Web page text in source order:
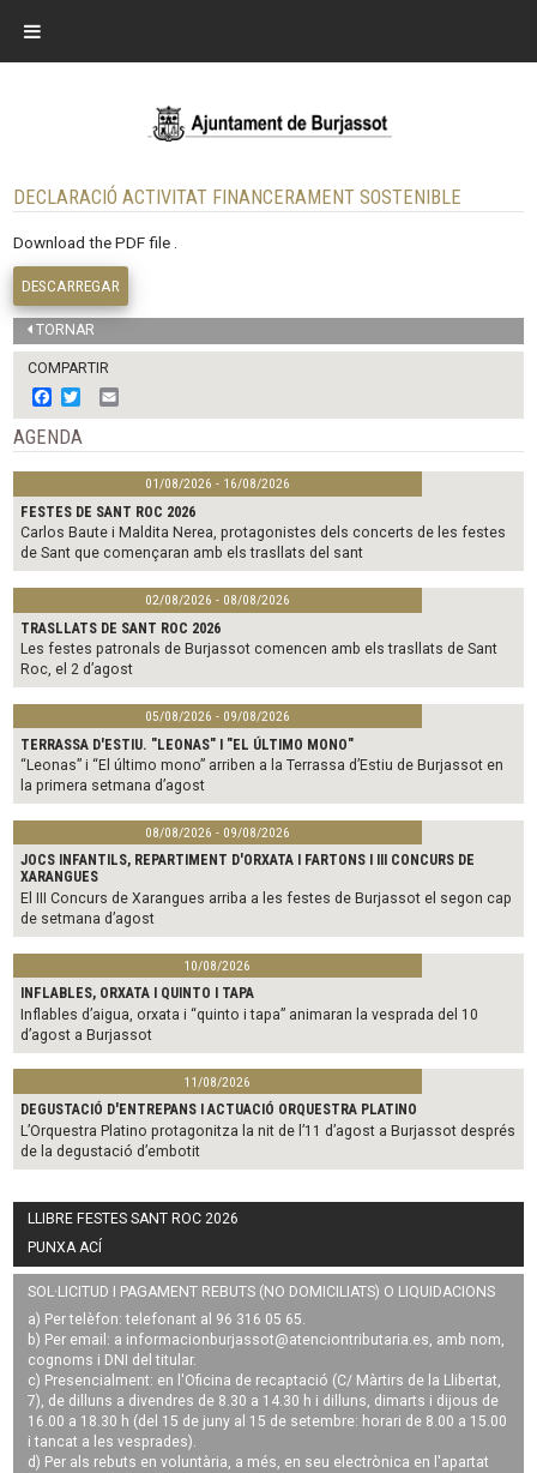
DECLARACIÓ ACTIVITAT FINANCERAMENT SOSTENIBLE
Download the PDF file .
DESCARREGAR
TORNAR
COMPARTIR
F
a
c
e
b
o
o
k
w
i
t
t
e
r
m
i
l
AGENDA
01/08/2026 - 16/08/2026
FESTES DE SANT ROC 2026
Carlos Baute i Maldita Nerea, protagonistes dels concerts de les festes
de Sant que començaran amb els trasllats del sant
02/08/2026 - 08/08/2026
TRASLLATS DE SANT ROC 2026
Les festes patronals de Burjassot comencen amb els trasllats de Sant
Roc, el 2 d’agost
05/08/2026 - 09/08/2026
TERRASSA D'ESTIU. "LEONAS" I "EL ÚLTIMO MONO"
“Leonas” i “El último mono” arriben a la Terrassa d’Estiu de Burjassot en
la primera setmana d’agost
08/08/2026 - 09/08/2026
JOCS INFANTILS, REPARTIMENT D'ORXATA I FARTONS I III CONCURS DE
XARANGUES
El III Concurs de Xarangues arriba a les festes de Burjassot el segon cap
de setmana d’agost
10/08/2026
INFLABLES, ORXATA I QUINTO I TAPA
Inflables d’aigua, orxata i “quinto i tapa” animaran la vesprada del 10
d’agost a Burjassot
11/08/2026
DEGUSTACIÓ D'ENTREPANS I ACTUACIÓ ORQUESTRA PLATINO
L’Orquestra Platino protagonitza la nit de l’11 d’agost a Burjassot després
de la degustació d’embotit
LLIBRE FESTES SANT ROC 2026
PUNXA ACÍ
SOL·LICITUD I PAGAMENT REBUTS (NO DOMICILIATS) O LIQUIDACIONS
a) Per telèfon: telefonant al 96 316 05 65.
b) Per email: a informacionburjassot@atenciontributaria.es, amb nom,
cognoms i DNI del titular.
c) Presencialment: en l'Oficina de recaptació (C/ Màrtirs de la Llibertat,
7), de dilluns a divendres de 8.30 a 14.30 h i dilluns, dimarts i dijous de
16.00 a 18.30 h (del 15 de juny al 15 de setembre: horari de 8.00 a 15.00
i tancat a les vesprades).
d) Per als rebuts en voluntària, a més, en seu electrònica en l'apartat